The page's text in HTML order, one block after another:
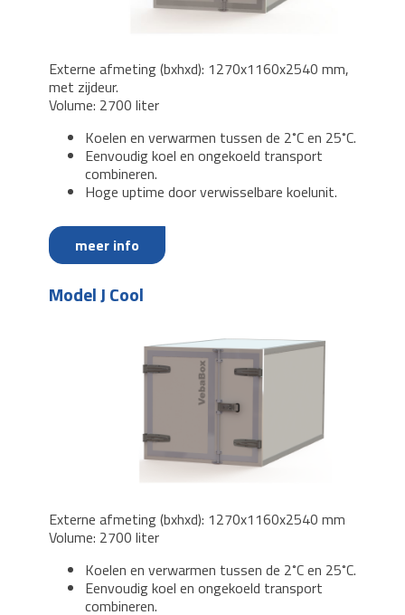
Externe afmeting (bxhxd): 1270x1160x2540 mm,
met zijdeur.
Volume: 2700 liter
Koelen en verwarmen tussen de 2˚C en 25˚C.
Eenvoudig koel en ongekoeld transport
combineren.
Hoge uptime door verwisselbare koelunit.
meer info
Model J Cool
Externe afmeting (bxhxd): 1270x1160x2540 mm
Volume: 2700 liter
Koelen en verwarmen tussen de 2˚C en 25˚C.
Eenvoudig koel en ongekoeld transport
combineren.